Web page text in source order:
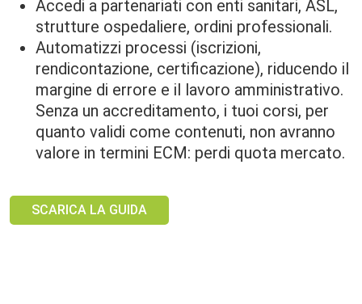
Accedi a partenariati con enti sanitari, ASL,
strutture ospedaliere, ordini professionali.
Automatizzi processi (iscrizioni,
rendicontazione, certificazione), riducendo il
margine di errore e il lavoro amministrativo.
Senza un accreditamento, i tuoi corsi, per
quanto validi come contenuti, non avranno
valore in termini ECM: perdi quota mercato.
SCARICA LA GUIDA